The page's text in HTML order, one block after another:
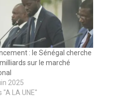
: le Sénégal cherche
sur le marché
2025
"A LA UNE"